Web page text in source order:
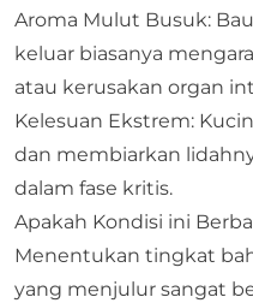
Aroma Mulut Busuk:
keluar biasanya
atau kerusakan organ
Kelesuan Ekstrem:
dan membiarkan
dalam fase kritis.
Apakah Kondisi ini
Menentukan tingkat
yang menjulur sangat